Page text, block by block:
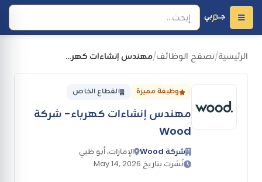
الرئيسية/تصفح الوظائف/ مهندس إنشاءات كهرباء- شركة Wood
وظيفة مميزة القطاع الخاص
مهندس إنشاءات كهرباء- شركة
Wood
شركة Wood
الإمارات، أبو ظبي
نُشرت بتاريخ May 14, 2026